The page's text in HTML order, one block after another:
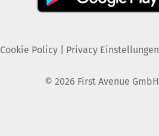
Cookie Policy| Privacy Einstellungen
© 2026 First Avenue GmbH